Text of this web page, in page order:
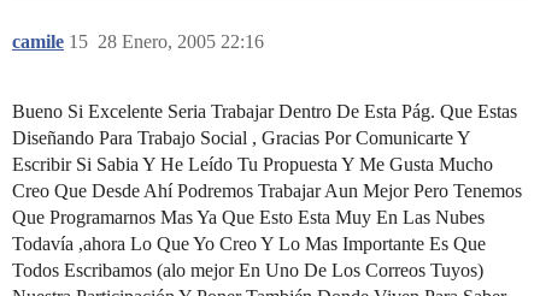
camile 28 Enero, 2005 22:16
15
Bueno Si Excelente Seria Trabajar Dentro De Esta Pág. Que Estas
Diseñando Para Trabajo Social , Gracias Por Comunicarte Y
Escribir Si Sabia Y He Leído Tu Propuesta Y Me Gusta Mucho
Creo Que Desde Ahí Podremos Trabajar Aun Mejor Pero Tenemos
Que Programarnos Mas Ya Que Esto Esta Muy En Las Nubes
Todavía ,ahora Lo Que Yo Creo Y Lo Mas Importante Es Que
Todos Escribamos (alo mejor En Uno De Los Correos Tuyos)